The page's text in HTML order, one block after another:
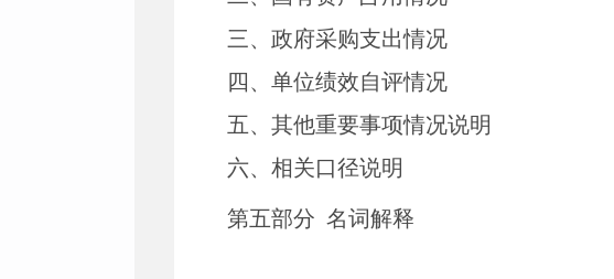
三、 政府采购支出情况
四、 单位绩效自评情况
五、 其他重要事项情况说明
六、相关口径说明
第五部分 名词解释